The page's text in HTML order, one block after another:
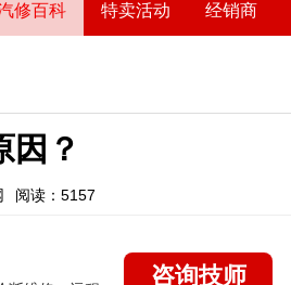
修百科 特卖活动 经销商
因？
阅读：5157
咨询技师